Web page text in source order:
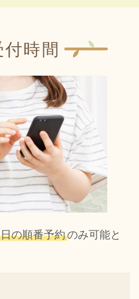
時間
の順番予約のみ可能と